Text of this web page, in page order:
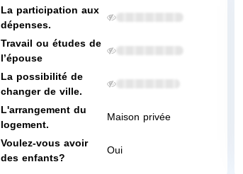
La participation aux
dépenses.
Travail ou études de
l’épouse
La possibilité de
changer de ville.
L'arrangement du
logement.
Maison privée
Voulez-vous avoir
des enfants? Oui